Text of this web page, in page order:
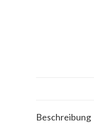
Beschreibung